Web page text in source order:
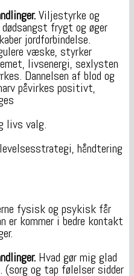
Viljestyrke og
frygt og øger
jordforbindelse.
væske, styrker
livsenergi, sexlysten
Dannelsen af blod og
påvirkes positivt,
livs valg.
håndtering
fysisk og psykisk får
er kommer i bedre kontakt
Hvad gør mig glad
(sorg og tap følelser sidder